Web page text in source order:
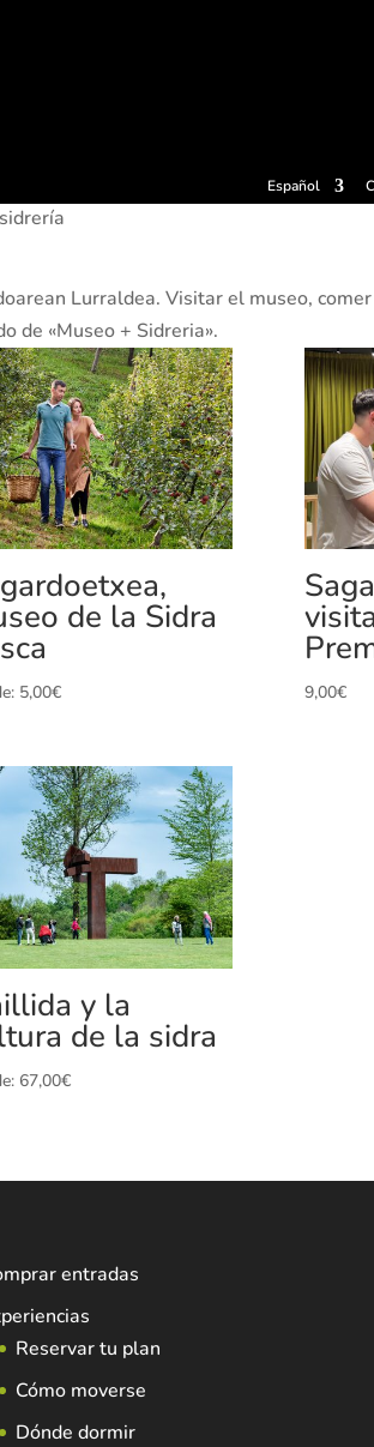
Español
Lurraldea. Visitar el museo,
de «Museo + Sidreria».
de la Sidra
5,00€ 9,00€
y la
de la sidra
67,00€
entradas
Reservar tu plan
Cómo moverse
Dónde dormir